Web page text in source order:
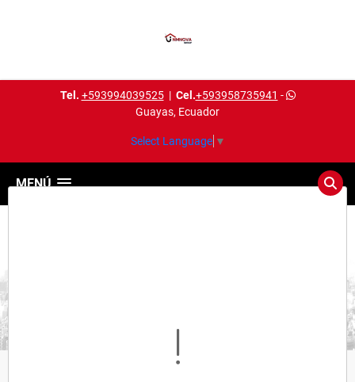
Tel. +593994039525| Cel.+593958735941 -
Guayas, Ecuador
Select Language ▼
MENÚ